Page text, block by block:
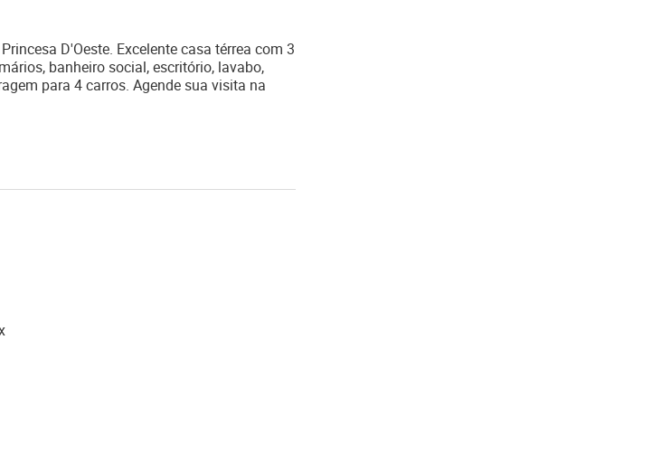
D'Oeste. Excelente casa térrea com 3
banheiro social, escritório, lavabo,
para 4 carros. Agende sua visita na